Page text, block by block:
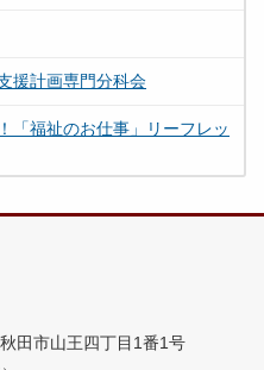
援計画専門分科会
「福祉のお仕事」リーフレッ
田市山王四丁目1番1号